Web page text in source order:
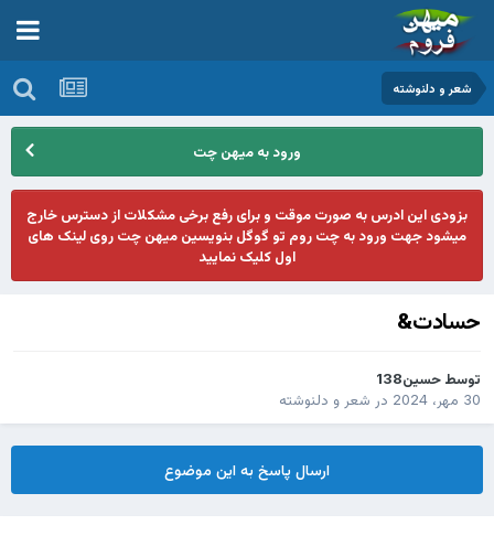
شعر و دلنوشته
ورود به میهن چت
بزودی این ادرس به صورت موقت و برای رفع برخی مشکلات از دسترس خارج
میشود جهت ورود به چت روم تو گوگل بنویسین میهن چت روی لینک های
اول کلیک نمایید
حسادت&
توسط حسین138
30 مهر، 2024
در شعر و دلنوشته
ارسال پاسخ به این موضوع